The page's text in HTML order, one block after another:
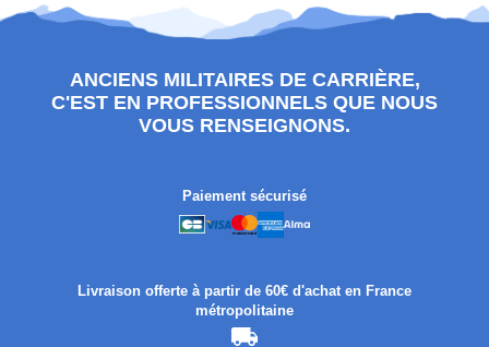
ANCIENS MILITAIRES DE CARRIÈRE,
C'EST EN PROFESSIONNELS QUE NOUS
VOUS RENSEIGNONS.
Paiement sécurisé
Livraison offerte à partir de 60€ d'achat en France
métropolitaine